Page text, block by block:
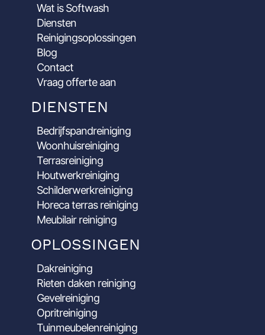
Wat is Softwash
Diensten
Reinigingsoplossingen
Blog
Contact
Vraag offerte aan
DIENSTEN
Bedrijfspandreiniging
Woonhuisreiniging
Terrasreiniging
Houtwerkreiniging
Schilderwerkreiniging
Horeca terras reiniging
Meubilair reiniging
OPLOSSINGEN
Dakreiniging
Rieten daken reiniging
Gevelreiniging
Opritreiniging
Tuinmeubelenreiniging